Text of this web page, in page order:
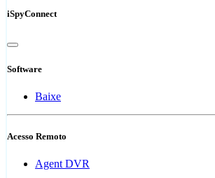
iSpyConnect
Software
Baixe
Acesso Remoto
Agent DVR